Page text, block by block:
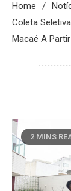
Home
Coleta
Macaé A
2 MINS